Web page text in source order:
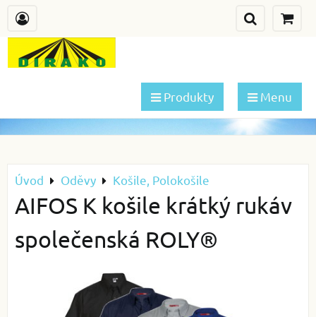
Produkty Menu
Úvod Oděvy Košile, Polokošile
AIFOS K košile krátký rukáv
společenská ROLY®